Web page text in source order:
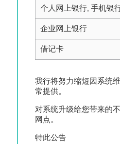
个人网上银行, 手机银
企业网上银行
借记卡
我行将努力缩短因系统
常提供。
对系统升级给您带来的
网点。
特此公告